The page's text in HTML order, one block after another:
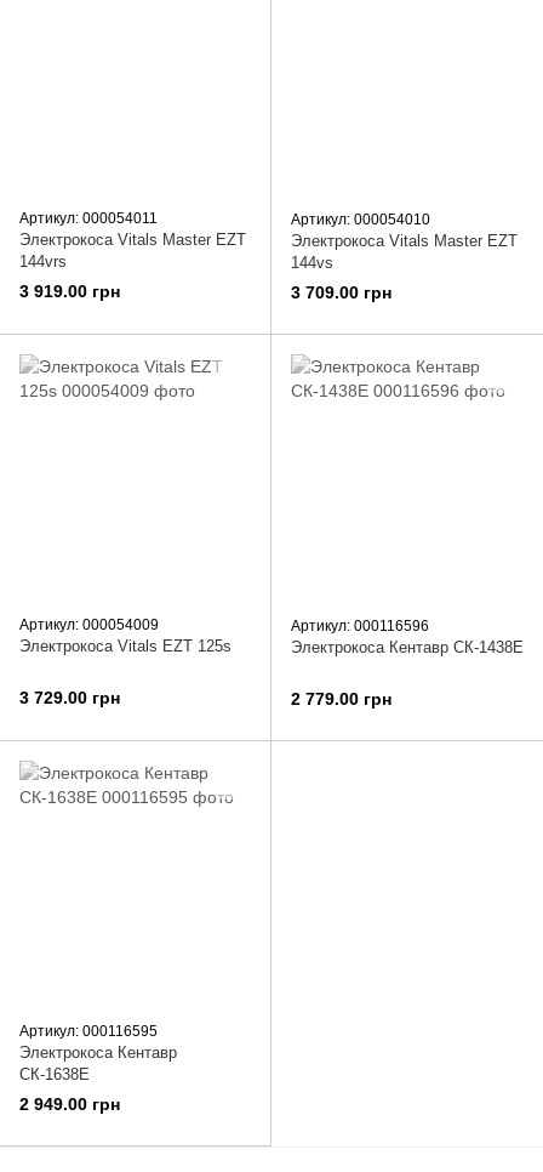
Артикул: 000054011
Электрокоса Vitals Master EZT
144vrs
3 919.00 грн
Артикул: 000054010
Электрокоса Vitals Master EZT
144vs
3 709.00 грн
Артикул: 000054009
Электрокоса Vitals EZT 125s
3 729.00 грн
Артикул: 000116596
Электрокоса Кентавр СК-1438Е
2 779.00 грн
Артикул: 000116595
Электрокоса Кентавр
СК-1638Е
2 949.00 грн